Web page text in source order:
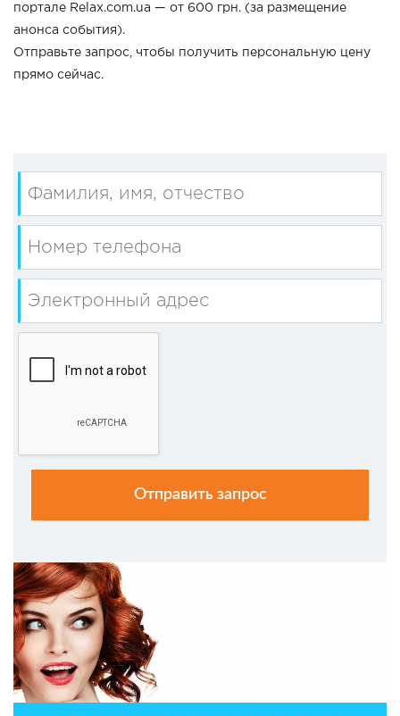
портале Relax.com.ua — от 600 грн. (за размещение
анонса события).
Отправьте запрос, чтобы получить персональную цену
прямо сейчас.